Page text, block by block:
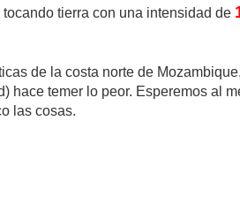
tierra con una intensidad de
de la costa norte de
hace temer lo peor. Esperemos al
las cosas.